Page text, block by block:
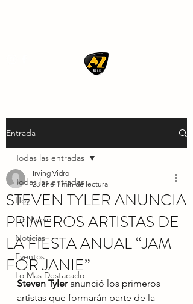
Entrada
Todas las entradas
Hoy
Lo Nuevo
Noticias
Eventos
Lo Mas Destacado
Todas las entradas
STEVEN TYLER ANUNCIA
PRIMEROS ARTISTAS DE
LA FIESTA ANUAL “JAM
FOR JANIE”
Irving Vidro
23 ene 1 min de lectura
Steven Tyler anunció los primeros
artistas que formarán parte de la